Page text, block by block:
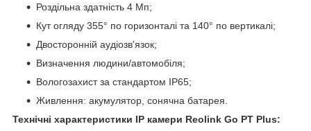
Роздільна здатність 4 Мп;
Кут огляду 355° по горизонталі та 140° по вертикалі;
Двосторонній аудіозв'язок;
Визначення людини/автомобіля;
Вологозахист за стандартом IP65;
Живлення: акумулятор, сонячна батарея.
Технічні характеристики IP камери Reolink Go PT Plus: